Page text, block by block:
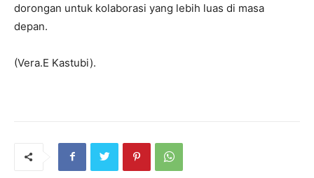
dorongan untuk kolaborasi yang lebih luas di masa
depan.
(Vera.E Kastubi).